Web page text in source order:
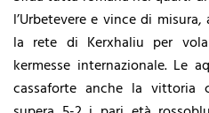
l’Urbetevere e vince di
la rete di Kerxhaliu per
kermesse internazionale. Le
cassaforte anche la vittoria